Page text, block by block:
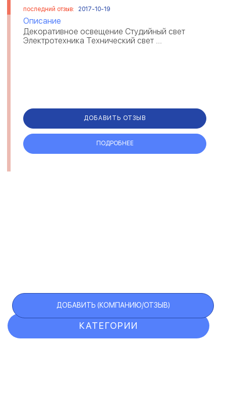
последний отзыв: 2017-10-19
Описание
Декоративное освещение Студийный свет
Электротехника Технический свет ...
ДОБАВИТЬ ОТЗЫВ
ПОДРОБНЕЕ
КАТЕГОРИИ
ДОБАВИТЬ (КОМПАНИЮ/ОТЗЫВ)